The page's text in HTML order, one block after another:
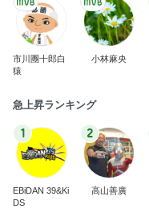
市川團十郎白
猿
小林麻央
急上昇ランキング
1
EBiDAN 39&Ki
DS
2
高山善廣